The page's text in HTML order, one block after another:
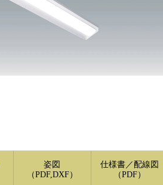
姿図
（PDF,DXF）
仕様書／配線図
（PDF）